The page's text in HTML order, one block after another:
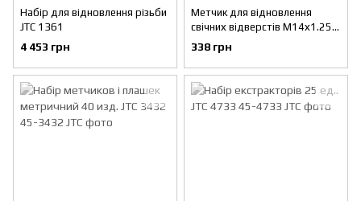
Набір для відновлення різьби
JTC 1361
4 453 грн
Метчик для відновлення
свічних відверстів М14х1.25,
М18х1.5 JTC 1617
338 грн